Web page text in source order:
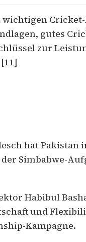
Cricket-
gutes
zur
hat Pakistan
Simbabwe-
Habibul
und
Kampagne.